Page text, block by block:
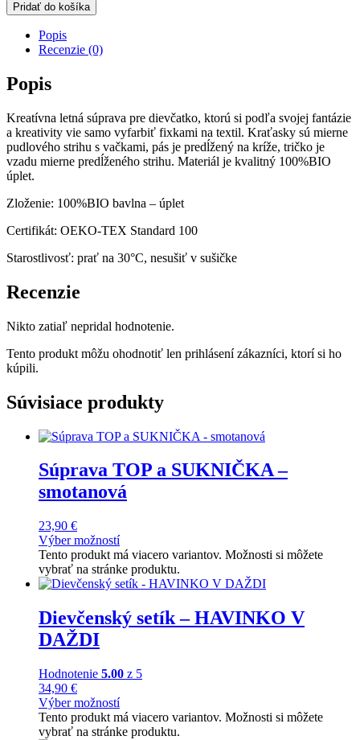
Pridať do košíka
Popis
Recenzie (0)
Popis
Kreatívna letná súprava pre dievčatko, ktorú si podľa svojej fantázie
a kreativity vie samo vyfarbiť fixkami na textil. Kraťasky sú mierne
pudlového strihu s vačkami, pás je predĺžený na kríže, tričko je
vzadu mierne predĺženého strihu. Materiál je kvalitný 100%BIO
úplet.
Zloženie: 100%BIO bavlna – úplet
Certifikát: OEKO-TEX Standard 100
Starostlivosť: prať na 30°C, nesušiť v sušičke
Recenzie
Nikto zatiaľ nepridal hodnotenie.
Tento produkt môžu ohodnotiť len prihlásení zákazníci, ktorí si ho
kúpili.
Súvisiace produkty
Súprava TOP a SUKNIČKA –
smotanová
23,90 €
Výber možností
Tento produkt má viacero variantov. Možnosti si môžete
vybrať na stránke produktu.
Dievčenský setík – HAVINKO V
DAŽDI
Hodnotenie 5.00 z 5
34,90 €
Výber možností
Tento produkt má viacero variantov. Možnosti si môžete
vybrať na stránke produktu.